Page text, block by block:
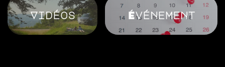
Vidéos Événement